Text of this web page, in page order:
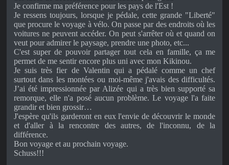
Je confirme ma préférence pour les pays de l'Est !
Je ressens toujours, lorsque je pédale, cette grande "Liberté"
que procure le voyage à vélo. On passe par des endroits où les
voitures ne peuvent accéder. On peut s'arrêter où et quand on
veut pour admirer le paysage, prendre une photo, etc...
C'est super de pouvoir partager tout cela en famille, ça me
permet de me sentir encore plus uni avec mon Kikinou.
Je suis très fier de Valentin qui a pédalé comme un chef
surtout dans les montées ou moi-même j'avais des difficultés.
J’ai été impressionnée par Alizée qui a très bien supporté sa
remorque, elle n'a posé aucun problème. Le voyage l'a faite
grandir et bien grossir…
J'espère qu'ils garderont en eux l'envie de découvrir le monde
et d'aller à la rencontre des autres, de l'inconnu, de la
différence.
Bon voyage et au prochain voyage.
Schuss!!!